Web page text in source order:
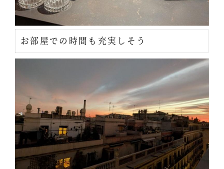
お部屋での時間も充実しそう